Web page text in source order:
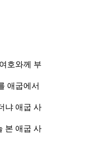
호와께 부
애굽에서
냐 애굽 사
본 애굽 사